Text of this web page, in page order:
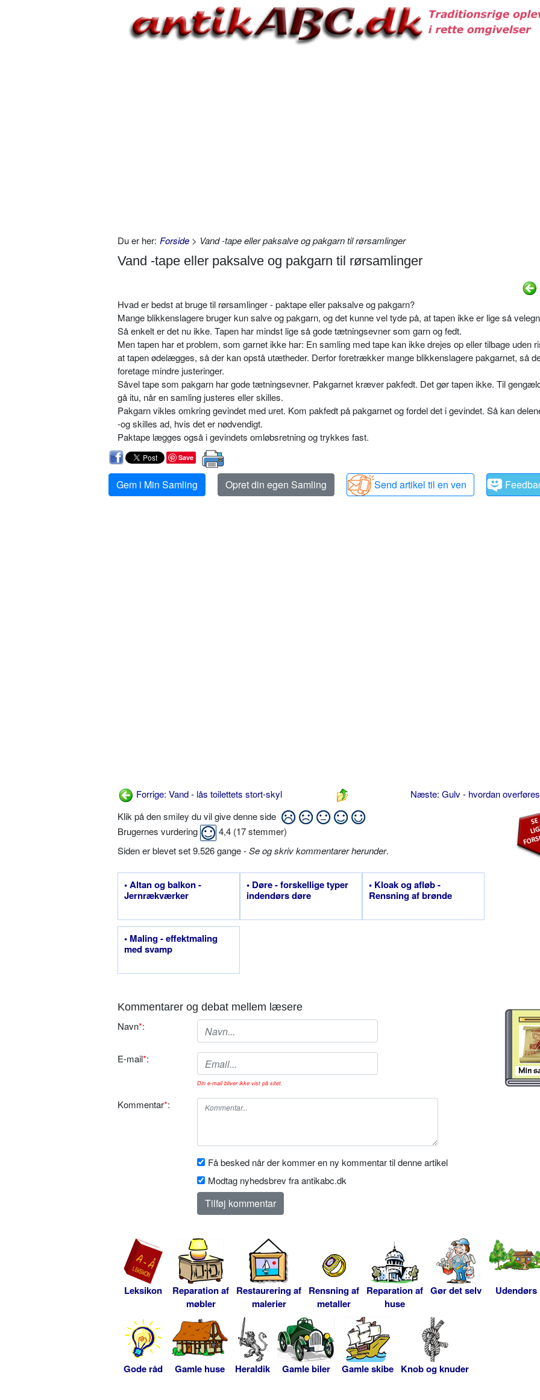
Du er her: Forside > Vand -tape eller paksalve og pakgarn til rørsamlinger
Vand -tape eller paksalve og pakgarn til rørsamlinger
Hvad er bedst at bruge til rørsamlinger - paktape eller paksalve og pakgarn?
Mange blikkenslagere bruger kun salve og pakgarn, og det kunne vel tyde på, at tapen ikke er lige så
Så enkelt er det nu ikke. Tapen har mindst lige så gode tætningsevner som garn og fedt.
Men tapen har et problem, som garnet ikke har: En samling med tape kan ikke drejes op eller tilbage uden
at tapen ødelægges, så der kan opstå utætheder. Derfor foretrækker mange blikkenslagere pakgarnet, så
foretage mindre justeringer.
Såvel tape som pakgarn har gode tætningsevner. Pakgarnet kræver pakfedt. Det gør tapen ikke. Til
gå itu, når en samling justeres eller skilles.
Pakgarn vikles omkring gevindet med uret. Kom pakfedt på pakgarnet og fordel det i gevindet. Så kan
-og skilles ad, hvis det er nødvendigt.
Paktape lægges også i gevindets omløbsretning og trykkes fast.
Save
Gem i Min Samling Opret din egen Samling Send artikel til en ven
Forrige: Vand - lås toilettets stort-skyl
Næste: Gulv - hvordan
Klik på den smiley du vil give denne side
Brugernes vurdering
4,4 (17stemmer)
Siden er blevet set 9.526 gange -Se og skriv kommentarer herunder.
• Altan og balkon -
Jernrækværker
• Døre - forskellige typer
indendørs døre
• Kloak og afløb -
Rensning af brønde
• Maling - effektmaling
med svamp
Kommentarer og debat mellem læsere
Navn*:
E-mail*:
Din e-mail bliver ikke vist på sitet.
Kommentar*:
Få besked når der kommer en ny kommentar til denne artikel
Modtag nyhedsbrev fra antikabc.dk
Leksikon
Reparation af
møbler
Restaurering af
malerier
Rensning af
metaller
Reparation af
huse
Gør det selv Udendørs
Gode råd Gamle huse Heraldik Gamle biler Gamle skibe Knob og knuder